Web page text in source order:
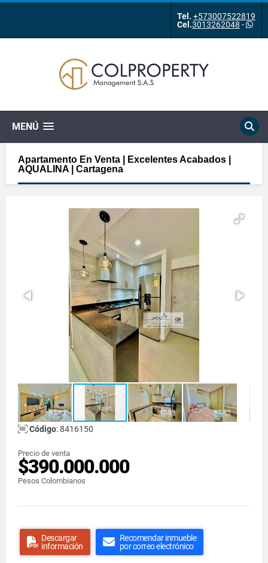
Tel. +573007522819
Cel.3013262048 -
MENÚ
Apartamento En Venta | Excelentes Acabados |
AQUALINA | Cartagena
Código: 8416150
Precio de venta
$390.000.000
Pesos Colombianos
Descargar
información
Recomendar inmueble
por correo electrónico